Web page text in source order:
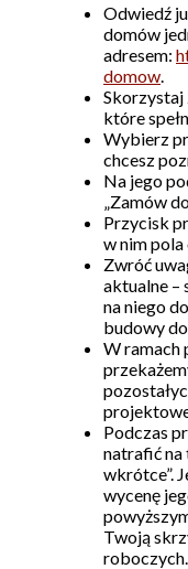
Odwiedź
domów
adresem:
domow
Skorzystaj
które
Wybierz
chcesz
Na jego
„Zamów
Przycisk
w nim
Zwróć
aktualne –
na niego
budowy
W ramach
Podczas
natrafić na
wkrótce”.
wycenę
Twoją
roboczych.